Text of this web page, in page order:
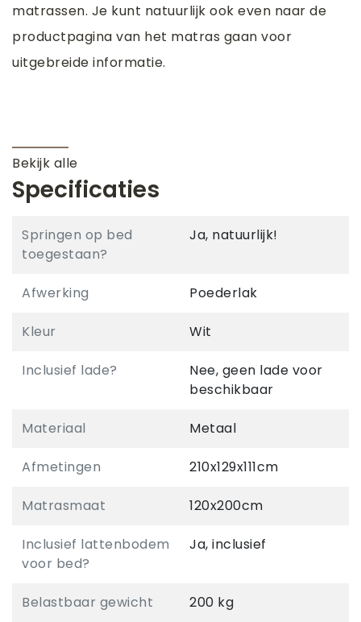
matrassen. Je kunt natuurlijk ook even naar de
productpagina van het matras gaan voor
uitgebreide informatie.
Bekijk alle
Specificaties
Springen op bed
toegestaan?
Ja, natuurlijk!
Afwerking Poederlak
Kleur Wit
Inclusief lade?
Nee, geen lade voor
beschikbaar
Materiaal Metaal
Afmetingen 210x129x111cm
Matrasmaat 120x200cm
Inclusief lattenbodem
voor bed?
Ja, inclusief
Belastbaar gewicht 200 kg